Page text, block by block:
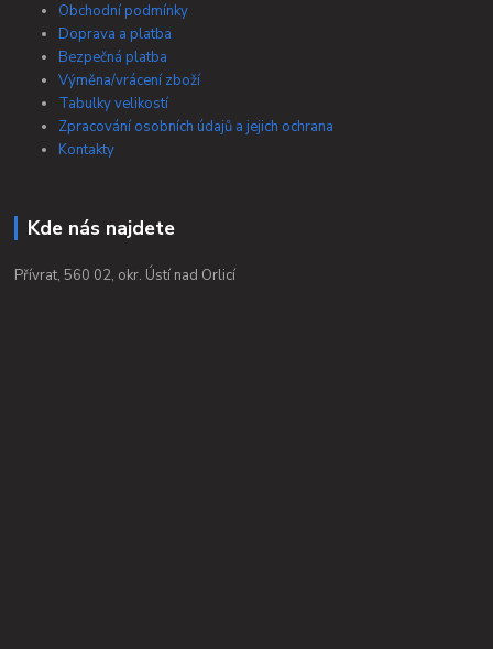
Obchodní podmínky
Doprava a platba
Bezpečná platba
Výměna/vrácení zboží
Tabulky velikostí
Zpracování osobních údajů a jejich ochrana
Kontakty
Kde nás najdete
Přívrat, 560 02, okr. Ústí nad Orlicí